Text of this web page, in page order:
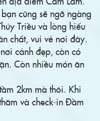
cũng sẽ ngỡ ngàng
Triều và lòng hiếu
chất, vui vẻ nơi đây.
cảnh đẹp, còn có
Còn nhiều món ăn
2km mà thôi. Khi
và check-in Đầm